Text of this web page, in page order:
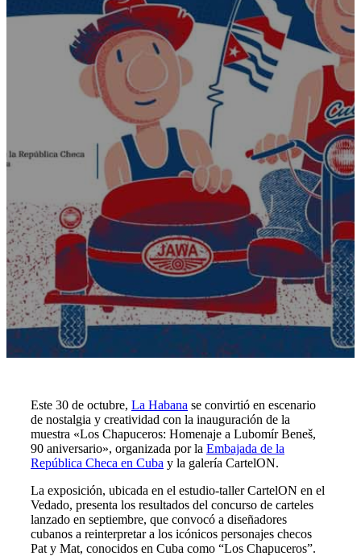
Este 30 de octubre, La Habana se convirtió en escenario
de nostalgia y creatividad con la inauguración de la
muestra «Los Chapuceros: Homenaje a Lubomír Beneš,
90 aniversario», organizada por la Embajada de la
República Checa en Cuba y la galería CartelON.
La exposición, ubicada en el estudio-taller CartelON en el
Vedado, presenta los resultados del concurso de carteles
lanzado en septiembre, que convocó a diseñadores
cubanos a reinterpretar a los icónicos personajes checos
Pat y Mat, conocidos en Cuba como “Los Chapuceros”.